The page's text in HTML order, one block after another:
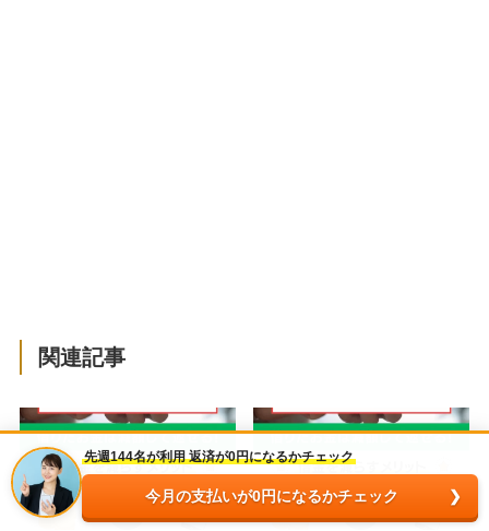
関連記事
先週144名が利用 返済が0円になるかチェック
今月の支払いが0円になるかチェック